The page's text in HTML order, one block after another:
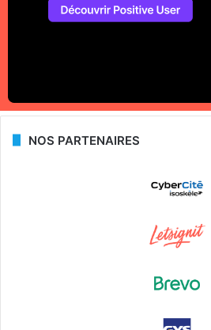
NOS PARTENAIRES